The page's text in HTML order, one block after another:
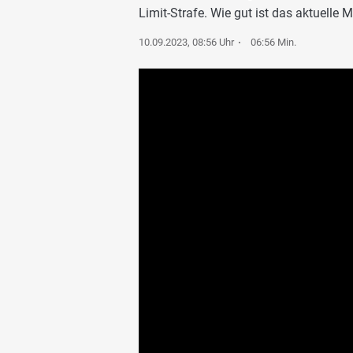
Limit-Strafe. Wie gut ist das aktuelle
10.09.2023, 08:56 Uhr 06:56 Min.